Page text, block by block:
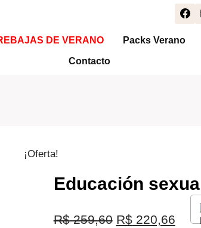
DE VERANO Packs Verano
Contacto
¡Oferta!
Educación
R$259,60 El
R$220,66El